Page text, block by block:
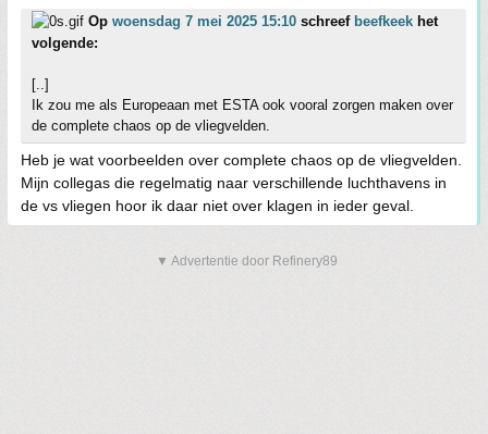
Op woensdag 7 mei 2025 15:10 schreef beefkeek het
volgende:
[..]
Ik zou me als Europeaan met ESTA ook vooral zorgen maken over
de complete chaos op de vliegvelden.
Heb je wat voorbeelden over complete chaos op de vliegvelden.
Mijn collegas die regelmatig naar verschillende luchthavens in
de vs vliegen hoor ik daar niet over klagen in ieder geval.
▼ Advertentie door Refinery89